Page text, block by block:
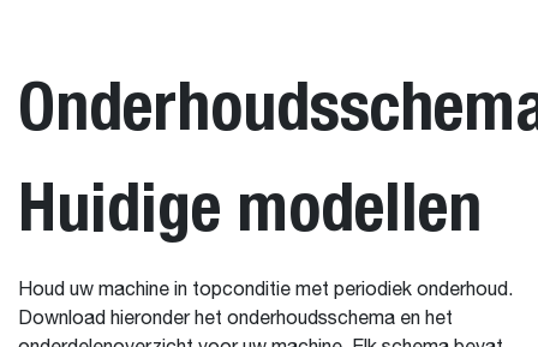
Huidige modellen
Houd uw machine in topconditie met periodiek onderhoud.
Download hieronder het onderhoudsschema en het